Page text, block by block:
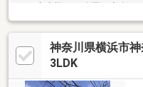
神奈川県横浜市
3LDK